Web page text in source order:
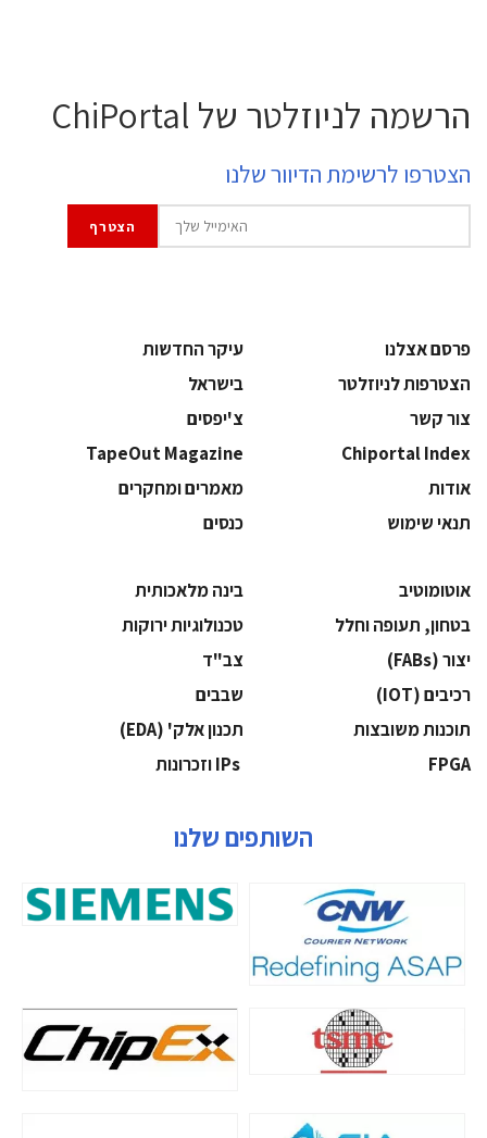
הרשמה לניוזלטר של ChiPortal
הצטרפו לרשימת הדיוור שלנו
פרסם אצלנו
עיקר החדשות
הצטרפות לניוזלטר
בישראל
צור קשר
צ'יפסים
Chiportal Index
TapeOut Magazine
אודות
מאמרים ומחקרים
תנאי שימוש
כנסים
אוטומוטיב
בינה מלאכותית
בטחון, תעופה וחלל
‫טכנולוגיות ירוקות‬
‫יצור (‪(FABs‬‬
‫צב"ד‬
‫רכיבים‬ (IOT)
‫שבבים‬
‫תוכנות משובצות‬
‫תכנון אלק' (‪(EDA‬‬
‫‪FPGA‬‬
השותפים שלנו